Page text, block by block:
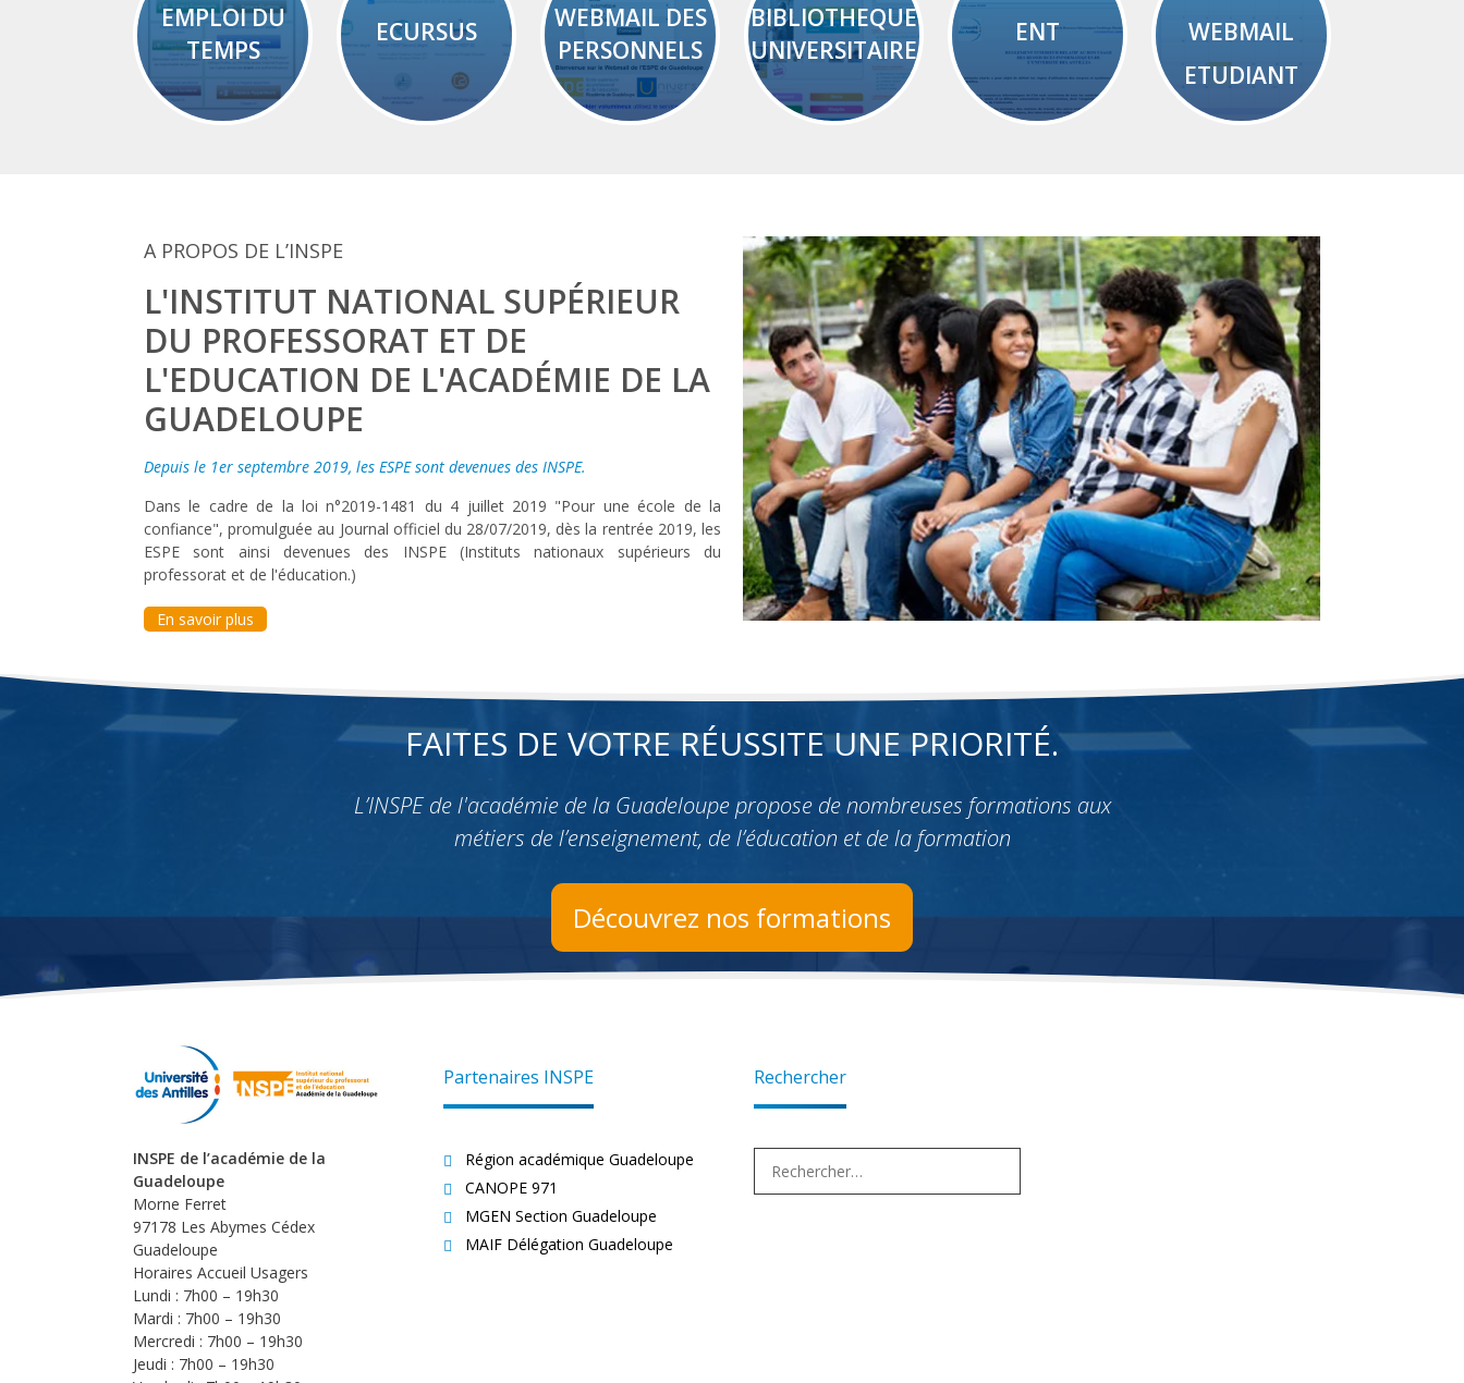
EMPLOI DU
TEMPS
ECURSUS
WEBMAIL DES
PERSONNELS
BIBLIOTHEQUE
UNIVERSITAIRE
ENT
WEBMAIL
ETUDIANT
A PROPOS DE L’INSPE
L'INSTITUT NATIONAL SUPÉRIEUR
DU PROFESSORAT ET DE
L'EDUCATION DE L'ACADÉMIE DE LA
GUADELOUPE
Depuis le 1er septembre 2019, les ESPE sont devenues des INSPE.
Dans le cadre de la loi n°2019-1481 du 4 juillet 2019 "Pour une école de la
confiance", promulguée au Journal officiel du 28/07/2019, dès la rentrée 2019, les
ESPE sont ainsi devenues des INSPE (Instituts nationaux supérieurs du
professorat et de l'éducation.)
En savoir plus
FAITES DE VOTRE RÉUSSITE UNE PRIORITÉ.
L’INSPE de l'académie de la Guadeloupe propose de nombreuses formations aux
métiers de l’enseignement, de l’éducation et de la formation
Découvrez nos formations
INSPE de l’académie de la
Guadeloupe
Morne Ferret
97178 Les Abymes Cédex
Guadeloupe
Horaires Accueil Usagers
Lundi : 7h00 – 19h30
Mardi : 7h00 – 19h30
Mercredi : 7h00 – 19h30
Jeudi : 7h00 – 19h30
Partenaires INSPE
Région académique Guadeloupe
CANOPE 971
MGEN Section Guadeloupe
MAIF Délégation Guadeloupe
Rechercher